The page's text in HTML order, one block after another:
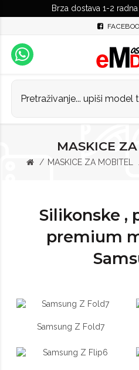
Brza dostava 1-2
MASKICE
MASKICE ZA MOBITEL
Silikonske ,
premium
Samsung Z Fold7